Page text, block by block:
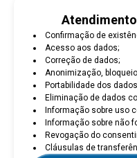
Confirmação de
Acesso aos dados;
Correção de dados;
Anonimização,
Portabilidade dos
Eliminação de dados
Informação sobre uso
Informação sobre não
Revogação do
Cláusulas de